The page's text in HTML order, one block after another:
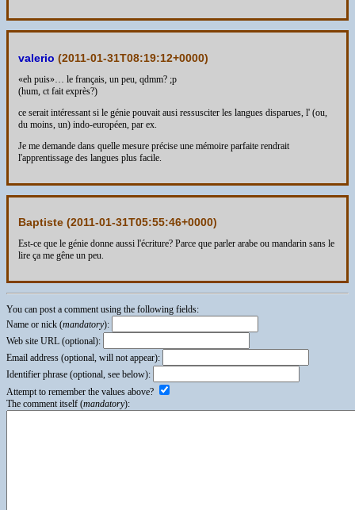
valerio (2011-01-31T08:19:12+0000)
«eh puis»… le français, un peu, qdmm? ;p
(hum, ct fait exprès?)
ce serait intéressant si le génie pouvait ausi ressusciter les langues disparues, l' (ou,
du moins, un) indo-européen, par ex.
Je me demande dans quelle mesure précise une mémoire parfaite rendrait
l'apprentissage des langues plus facile.
Baptiste (2011-01-31T05:55:46+0000)
Est-ce que le génie donne aussi l'écriture? Parce que parler arabe ou mandarin sans le
lire ça me gêne un peu.
You can post a comment using the following fields:
Name or nick (mandatory):
Web site URL (optional):
Email address (optional, will not appear):
Identifier phrase (optional, see below):
Attempt to remember the values above?
The comment itself (mandatory):